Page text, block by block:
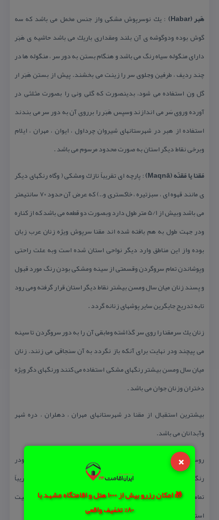
×
🎁 امکان رزرو بیش از 1000 هتل و اقامتگاه مشهد با
80% تخفیف واقعی
هَبر (Habar)
: یك نوسرپوش مشكی واز جنس مخمل می باشد كه سه
گوش بوده ودوگوشه ی آن بلند ومقداری باریك می باشد حاشیه ی هَبَر
دارای منگوله سیاه رنگ می باشد و هنگام بستن به دور سر ، منگوله ها در
چند ردیف ، طرفین وجلوی سر را زینت می بخشند. پیش از بستن هَبَر ار
گل ون استفاده می شود، بدینصورت كه گلی ونی را بصورت مثلثی در
آورده وروی سَر می اندازند وسپس هَبَر را برروی آن به دور سر می بندند
استفاده از هبر در شهرستانهای شیروان چرداول ، ایوان ، مهران ، ایلام
وبرخی نقاط دیگر استان به صورت محدود مرسوم می باشد .
مَقنا یا مَقنَه (Maqnā)
: پارچه ای تقریباً نازك ومشكی ( وگاه رنگهای دیگر
ی مانند قهوه ای ، سبزتیره ، خاكستری و..) كه عرض آن حدود ۷۰ سانتیمتر
می باشد وبیش از ۵/۱ متر طول دارد وبصورت دو قطعه می باشد كه از كناره
ودر جهت طول به هم بافته شده اند مقنا سرپوش ویژه زنان عرب زبان
بوده واز این مناطق وارد دیگر نواحی استان شده است وبه علت راحتی
وپوشاندن تمام سروگردن وقسمتی از سینه ومشكی بودن رنگ مورد قبول
و پسند زنان میان سال ومسن بیشتر نقاط دیگر استان قرار گرفته ومی رود
تابه تدریج جایگرین سایر پوشهای زنانه گردد .
زنان یك سرمقنا را روی سر گذاشته ومابقی آن را به دور سروگردن تا سینه
می پیچند ودر نهایت برای آنكه باز نگردد به آن سنجاقی می زنند. زنان
میان سال ومسن بیشتر رنگهای مشكی استفاده می كنند ورنگهای دگر ویژه
دختران وزنان جوان می باشد .
بیشترین استقبال از مقنا در شهرستانهای مهران ، دهلران ، دره شهر
وآبدانان می باشد.
روسری یا «بان سری » (Bāsary) : روسری همان پارچه رنگی وگلدار ودر
رنگها وطرحهای مختلف است كه در اكثر نقاط كشور رایج بوده وامروزه تقریباً
تمامی دختران وبسیاری از زنان جوان وخصوصاً در نقاط شهری وپر جمعیت
استان از آن و به تنهایی استفاده می كنند .